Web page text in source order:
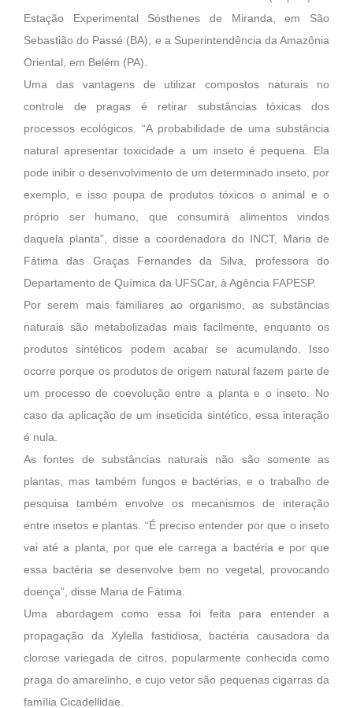
Estação Experimental Sósthenes de Miranda, em São
Sebastião do Passé (BA), e a Superintendência da Amazônia
Oriental, em Belém (PA).
Uma das vantagens de utilizar compostos naturais no
controle de pragas é retirar substâncias tóxicas dos
processos ecológicos. “A probabilidade de uma substância
natural apresentar toxicidade a um inseto é pequena. Ela
pode inibir o desenvolvimento de um determinado inseto, por
exemplo, e isso poupa de produtos tóxicos o animal e o
próprio ser humano, que consumirá alimentos vindos
daquela planta”, disse a coordenadora do INCT, Maria de
Fátima das Graças Fernandes da Silva, professora do
Departamento de Química da UFSCar, à Agência FAPESP.
Por serem mais familiares ao organismo, as substâncias
naturais são metabolizadas mais facilmente, enquanto os
produtos sintéticos podem acabar se acumulando. Isso
ocorre porque os produtos de origem natural fazem parte de
um processo de coevolução entre a planta e o inseto. No
caso da aplicação de um inseticida sintético, essa interação
é nula.
As fontes de substâncias naturais não são somente as
plantas, mas também fungos e bactérias, e o trabalho de
pesquisa também envolve os mecanismos de interação
entre insetos e plantas. “É preciso entender por que o inseto
vai até a planta, por que ele carrega a bactéria e por que
essa bactéria se desenvolve bem no vegetal, provocando
doença”, disse Maria de Fátima.
Uma abordagem como essa foi feita para entender a
propagação da Xylella fastidiosa, bactéria causadora da
clorose variegada de citros, popularmente conhecida como
praga do amarelinho, e cujo vetor são pequenas cigarras da
família Cicadellidae.